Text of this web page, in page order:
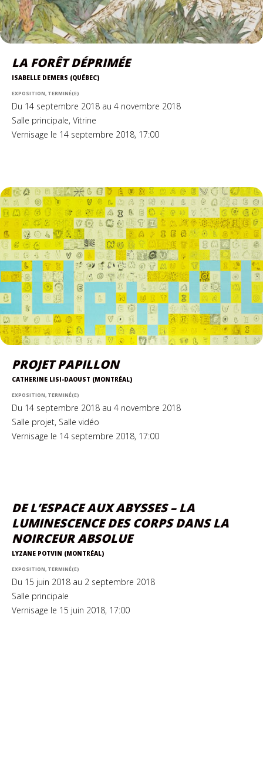
LA FORÊT DÉPRIMÉE
ISABELLE DEMERS (QUÉBEC)
EXPOSITION, TERMINÉ(E)
Du 14 septembre 2018 au 4 novembre 2018
Salle principale, Vitrine
Vernisage le 14 septembre 2018, 17:00
PROJET PAPILLON
CATHERINE LISI-DAOUST (MONTRÉAL)
EXPOSITION, TERMINÉ(E)
Du 14 septembre 2018 au 4 novembre 2018
Salle projet, Salle vidéo
Vernisage le 14 septembre 2018, 17:00
DE L’ESPACE AUX ABYSSES – LA
LUMINESCENCE DES CORPS DANS LA
NOIRCEUR ABSOLUE
LYZANE POTVIN (MONTRÉAL)
EXPOSITION, TERMINÉ(E)
Du 15 juin 2018 au 2 septembre 2018
Salle principale
Vernisage le 15 juin 2018, 17:00